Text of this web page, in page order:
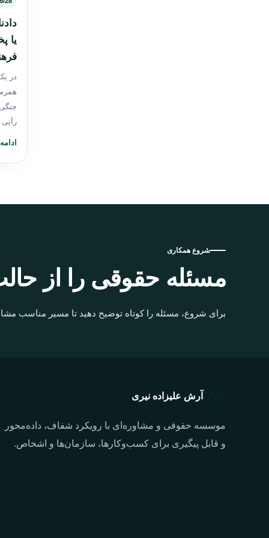
یا
در
شروع همکاری
مسئله حقوقی را از
برای شروع، مسئله را کوتاه توضیح دهید تا مسیر مناسب
آرش علیزاده نیری
موسسه حقوقی و مشاوره‌ای با رویکرد شفاف، داده‌محور
و قابل پیگیری برای کسب‌وکارها، سازمان‌ها و اشخاص.